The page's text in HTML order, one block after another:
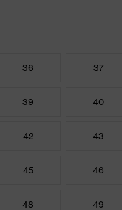
36 37
39 40
42 43
45 46
48 49